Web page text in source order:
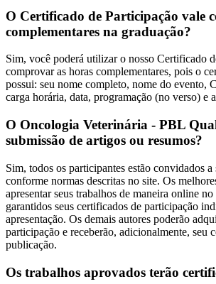
O Certificado de Participação vale
complementares na graduação?
Sim, você poderá utilizar o nosso Certificado
comprovar as horas complementares, pois o
possui: seu nome completo, nome do evento,
carga horária, data, programação (no verso) e
O Oncologia Veterinária - PBL
submissão de artigos ou resumos?
Sim, todos os participantes estão convidados a
conforme normas descritas no site. Os
apresentar seus trabalhos de maneira online
garantidos seus certificados de participação
apresentação. Os demais autores poderão
participação e receberão, adicionalmente, seu
publicação.
Os trabalhos aprovados terão